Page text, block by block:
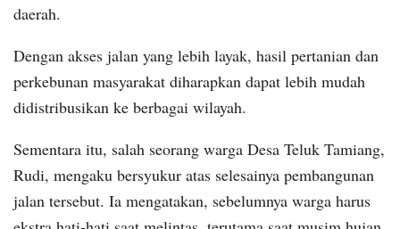
daerah.
Dengan akses jalan yang lebih layak, hasil pertanian dan
perkebunan masyarakat diharapkan dapat lebih mudah
didistribusikan ke berbagai wilayah.
Sementara itu, salah seorang warga Desa Teluk Tamiang,
Rudi, mengaku bersyukur atas selesainya pembangunan
jalan tersebut. Ia mengatakan, sebelumnya warga harus